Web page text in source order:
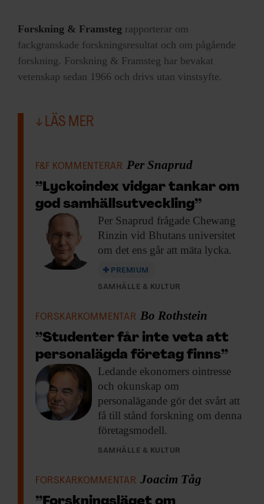
Forskning & Framsteg rapporterar om
fackgranskade forskningsresultat och om pågående
forskning. Forskning & Framsteg har bevakat
vetenskap sedan 1966 och drivs utan vinstsyfte.
LÄS MER
F&F KOMMENTERAR Per Snaprud
”Lyckoindex vidgar tankar om
god samhällsutveckling”
Per Snaprud frågade Chewang
Rinzin vid Bhutans universitet
om det ens går att mäta lycka.
PREMIUM
SAMHÄLLE & KULTUR
FORSKARKOMMENTAR Bo Rothstein
”Studenter får inte veta att
personalägda företag finns”
Ledande ekonomers ointresse
och okunskap om
personalägande gör det svårt att
få till stånd forskning om denna
företagsmodell.
SAMHÄLLE & KULTUR
FORSKARKOMMENTAR Joacim Tåg